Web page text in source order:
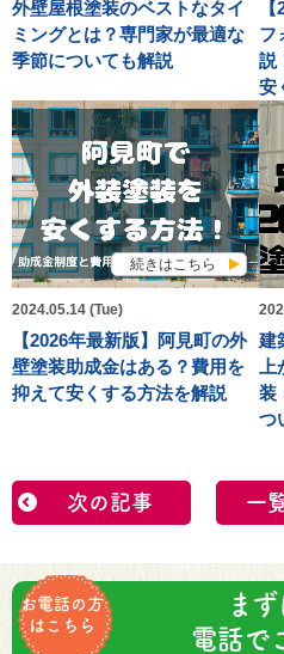
外壁屋根塗装のベストなタイ
ミングとは？専門家が最適な
季節についても解説
フ
説
安
続きはこちら
2024.05.14 (Tue)
【2026年最新版】阿見町の外
壁塗装助成金はある？費用を
抑えて安くする方法を解説
建
装
つ
次の記事 一
お電話の方
はこちら
ま
電話で